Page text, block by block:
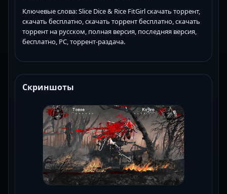
Ключевые слова: Slice Dice & Rice FitGirl скачать торрент,
скачать бесплатно, скачать торрент бесплатно, скачать
торрент на русском, полная версия, последняя версия,
бесплатно, PC, торрент-раздача.
Скриншоты